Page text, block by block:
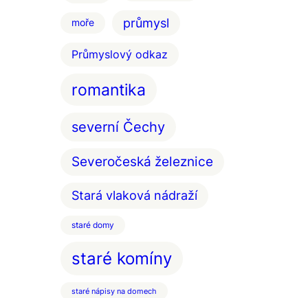
moře průmysl
Průmyslový odkaz
romantika
severní Čechy
Severočeská železnice
Stará vlaková nádraží
staré domy
staré komíny
staré nápisy na domech